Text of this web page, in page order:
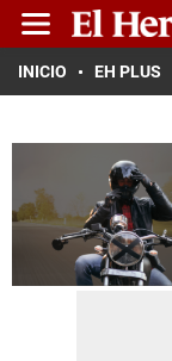
INICIO EH PLUS